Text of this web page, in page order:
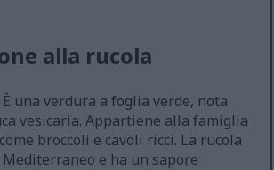
alla rucola
È una verdura a foglia verde, nota
vesicaria. Appartiene alla famiglia
broccoli e cavoli ricci. La rucola
e ha un sapore